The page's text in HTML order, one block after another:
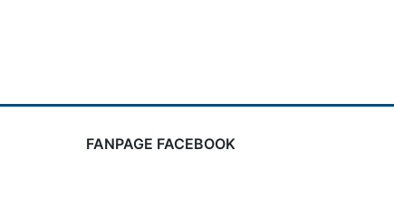
FANPAGE FACEBOOK